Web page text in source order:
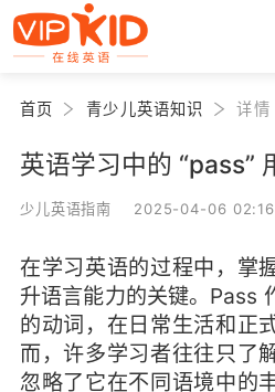
首页 青少儿英语知识 详情
英语学习中的 “pass”
少儿英语指南 2025-04-06
在学习英语的过程中，掌
升语言能力的关键。Pass
的动词，在日常生活和正
而，许多学习者往往只了
忽略了它在不同语境中的